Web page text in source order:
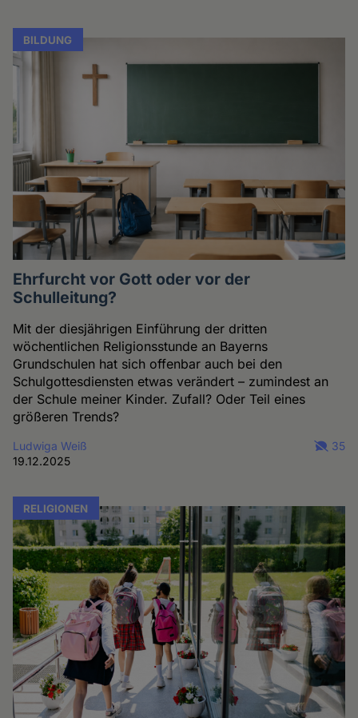
BILDUNG
Ehrfurcht vor Gott oder vor der
Schulleitung?
Mit der diesjährigen Einführung der dritten
wöchentlichen Religionsstunde an Bayerns
Grundschulen hat sich offenbar auch bei den
Schulgottesdiensten etwas verändert – zumindest an
der Schule meiner Kinder. Zufall? Oder Teil eines
größeren Trends?
Ludwiga Weiß
19.12.2025
35
RELIGIONEN